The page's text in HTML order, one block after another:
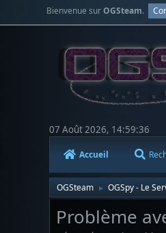
Bienvenue surOGSteam.
07 Août 2026, 14:59:36
Accueil
OGSteam ► OGSpy - Le
Problème